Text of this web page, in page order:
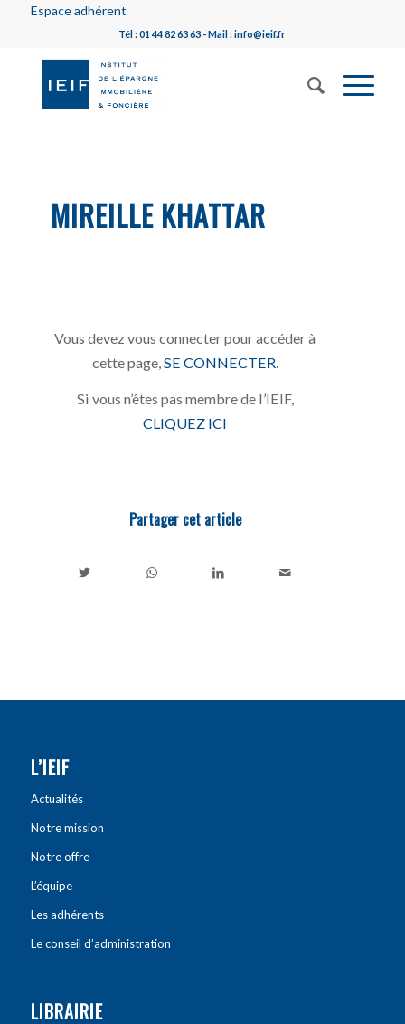
Espace adhérent
Tél : 01 44 82 63 63 - Mail : info@ieif.fr
MIREILLE KHATTAR
Vous devez vous connecter pour accéder à
cette page, SE CONNECTER
Si vous n’êtes pas membre de l’IEIF,
CLIQUEZ ICI
Partager cet article
L’IEIF
Actualités
Notre mission
Notre offre
L’équipe
Les adhérents
Le conseil d’administration
LIBRAIRIE